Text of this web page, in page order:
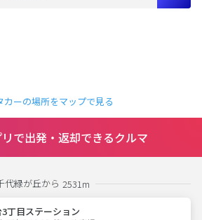
カーの場所をマップで見る
で出発・返却できるクルマ
緑が丘から 2531m
丁目ステーション